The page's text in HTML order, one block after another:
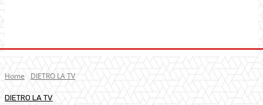
Home DIETRO LA TV
DIETRO LA TV